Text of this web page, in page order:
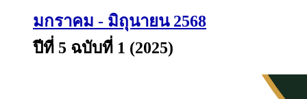
มกราคม - มิถุนายน 2568
ปีที่ 5 ฉบับที่ 1 (2025)